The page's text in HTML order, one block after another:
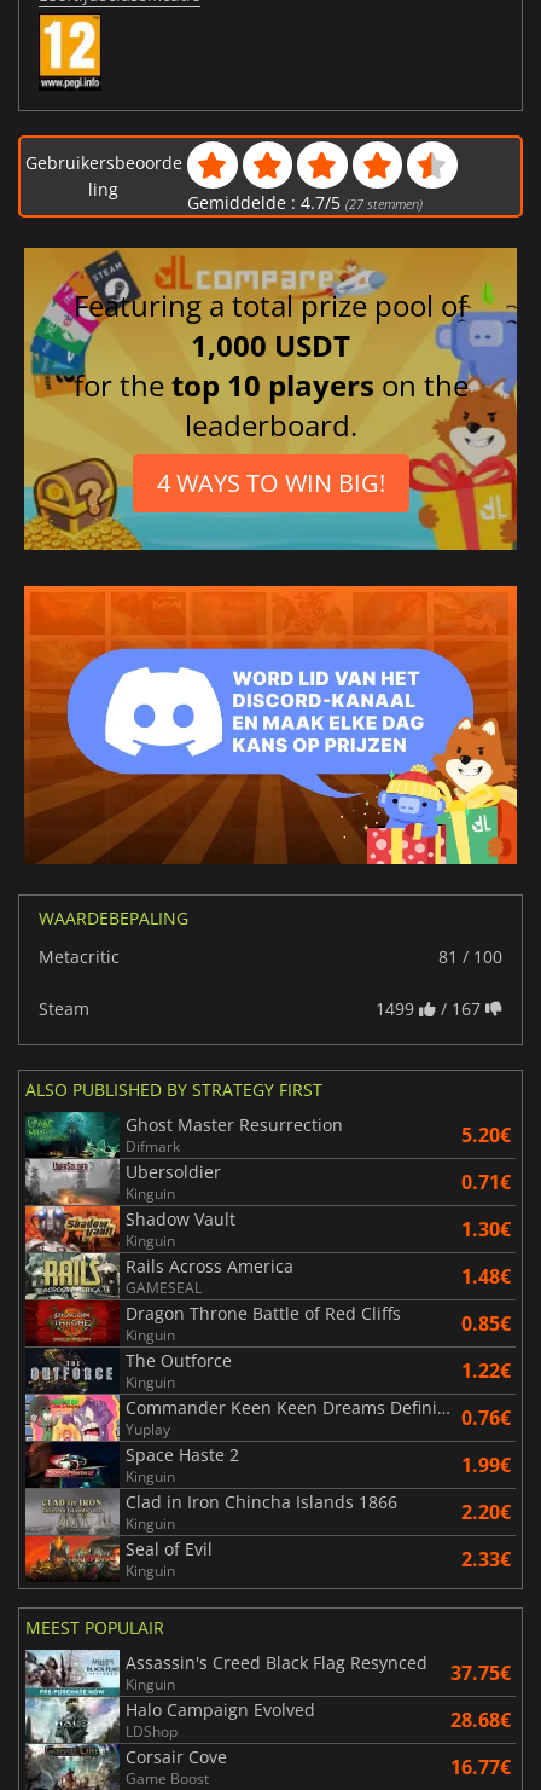
Gebruikersbeoorde
ling
Gemiddelde : 4.7/5 (27stemmen)
Featuring a total prize pool of
1,000 USDT
for thetop 10 players on the
leaderboard.
4 WAYS TO WIN BIG!
WAARDEBEPALING
Metacritic
81 / 100
Steam 1499 / 167
ALSO PUBLISHED BY STRATEGY FIRST
Ghost Master Resurrection
Difmark 5.20€
Ubersoldier
Kinguin 0.71€
Shadow Vault
Kinguin 1.30€
Rails Across America
GAMESEAL 1.48€
Dragon Throne Battle of Red Cliffs
Kinguin 0.85€
The Outforce
Kinguin 1.22€
Commander Keen Keen Dreams Definitive Edition
Yuplay 0.76€
Space Haste 2
Kinguin 1.99€
Clad in Iron Chincha Islands 1866
Kinguin 2.20€
Seal of Evil
Kinguin 2.33€
MEEST POPULAIR
Assassin's Creed Black Flag Resynced
Kinguin 37.75€
Halo Campaign Evolved
LDShop 28.68€
Corsair Cove
Game Boost 16.77€